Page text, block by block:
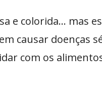
e colorida… mas
causar doenças
com os